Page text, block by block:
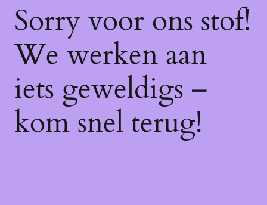
Sorry voor ons stof!
We werken aan
iets geweldigs –
kom snel terug!